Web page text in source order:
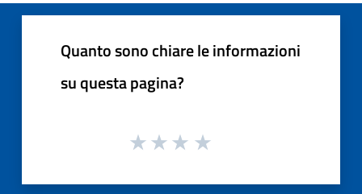
Quanto sono chiare le informazioni
su questa pagina?